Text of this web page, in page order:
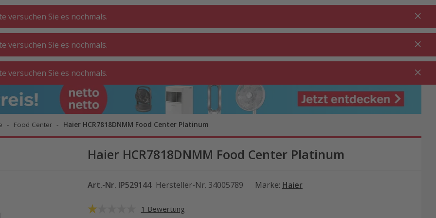
Warenkorb
⋅
BADEZIMMER
Food Center Haier HCR7818DNMM Food Center Platinum
Haier HCR7818DNMM Food Center Platinum
Art.-Nr. IP529144 Hersteller-Nr. 34005789 Marke: Haier
1 Bewertung
versuchen Sie es nochmals.
versuchen Sie es nochmals.
versuchen Sie es nochmals.